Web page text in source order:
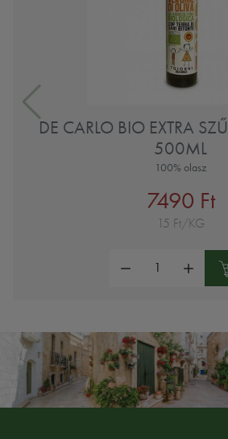
DE CARLO BIO EXTRA
500ML
100% olasz
7490 Ft
15 Ft/KG